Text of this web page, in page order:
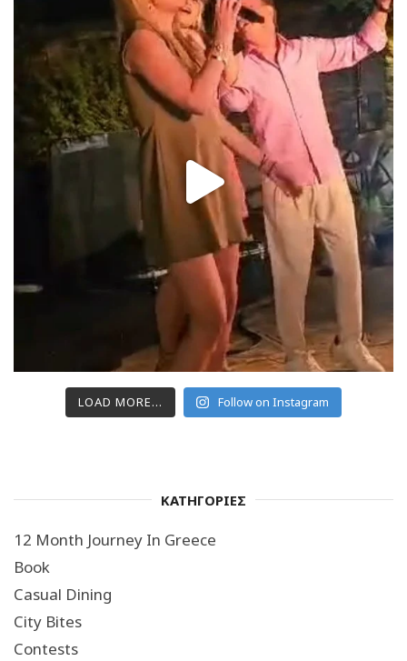
LOAD MORE... Follow on Instagram
ΚΑΤΗΓΟΡΙΕΣ
12 Month Journey In Greece
Book
Casual Dining
City Bites
Contests